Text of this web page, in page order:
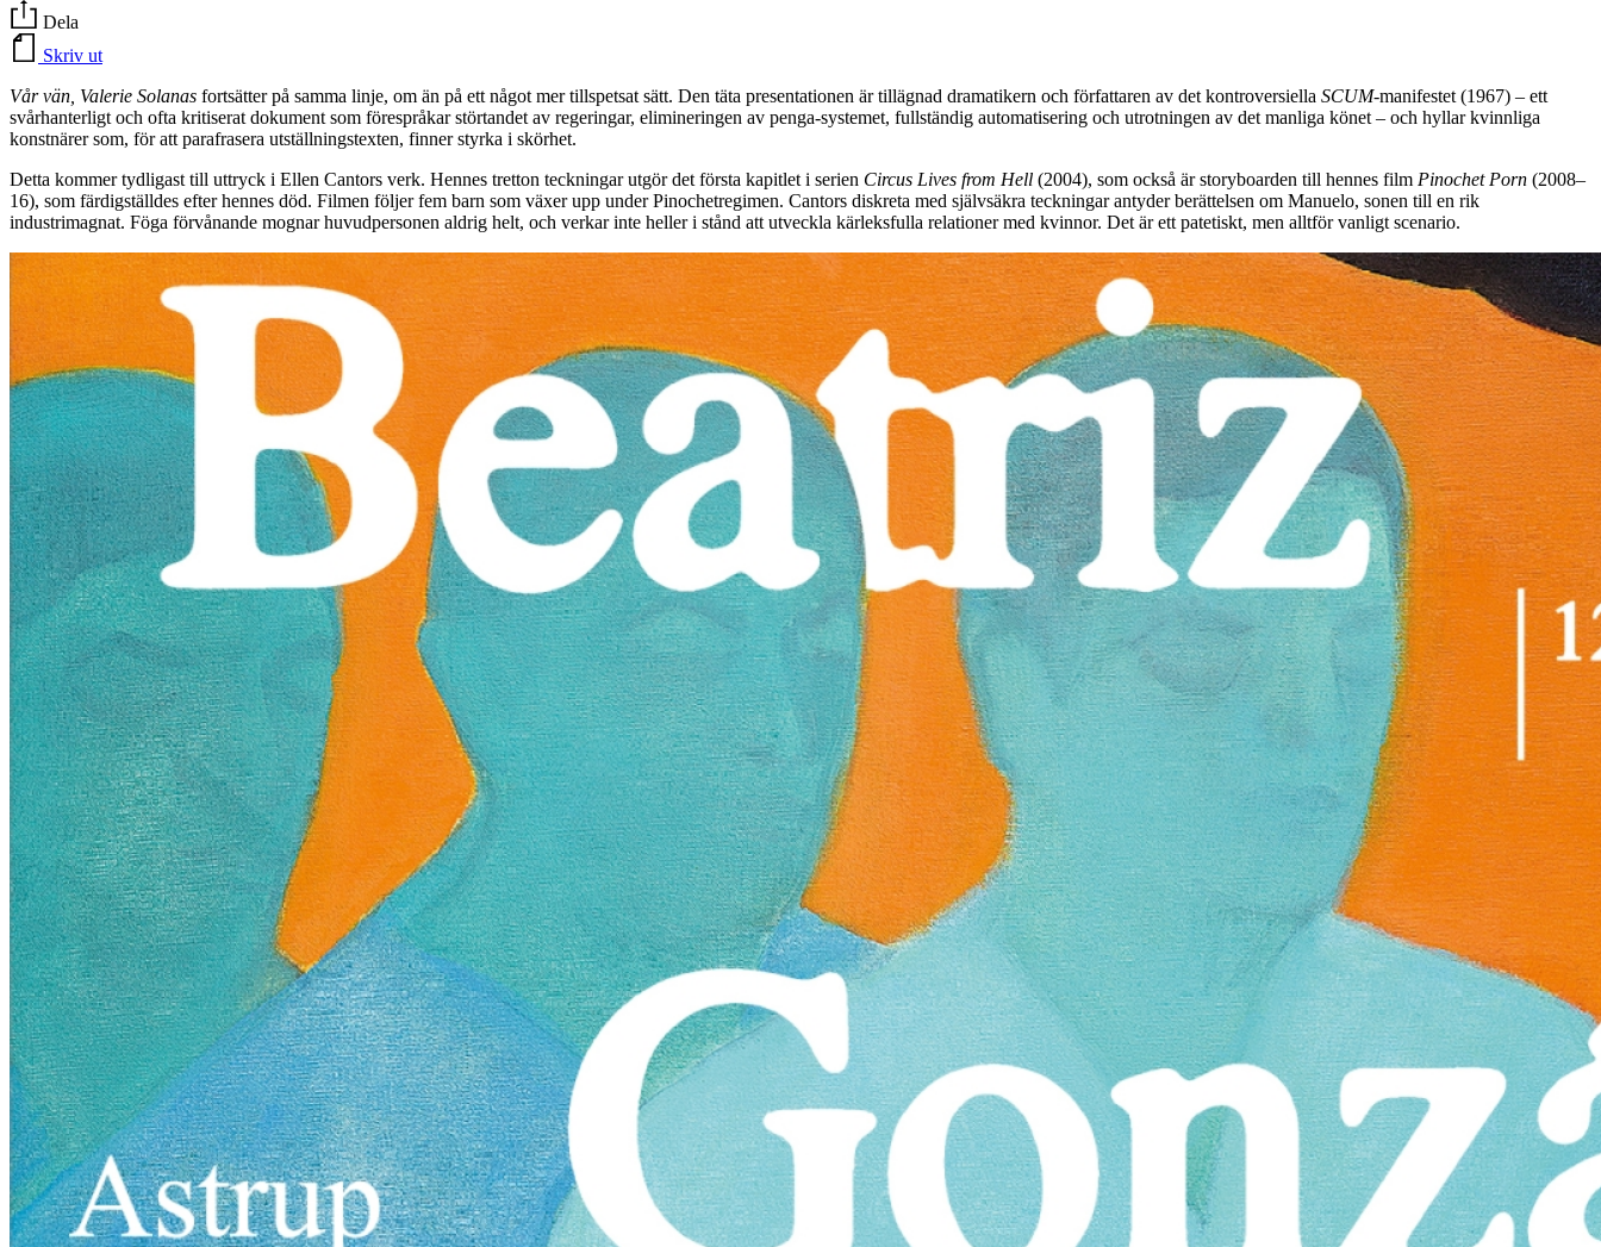
Dela
Skriv ut
Vår vän, Valerie Solanas fortsätter på samma linje, om än på ett något mer tillspetsat sätt. Den täta presentationen är tillägnad dramatikern och författaren av det kontroversiella SCUM-manifestet (1967) – ett
svårhanterligt och ofta kritiserat dokument som förespråkar störtandet av regeringar, elimineringen av penga-systemet, fullständig automatisering och utrotningen av det manliga könet – och hyllar kvinnliga
konstnärer som, för att parafrasera utställningstexten, finner styrka i skörhet.
Detta kommer tydligast till uttryck i Ellen Cantors verk. Hennes tretton teckningar utgör det första kapitlet i serien Circus Lives from Hell (2004), som också är storyboarden till hennes film Pinochet Porn (2008–
16), som färdigställdes efter hennes död. Filmen följer fem barn som växer upp under Pinochetregimen. Cantors diskreta med självsäkra teckningar antyder berättelsen om Manuelo, sonen till en rik
industrimagnat. Föga förvånande mognar huvudpersonen aldrig helt, och verkar inte heller i stånd att utveckla kärleksfulla relationer med kvinnor. Det är ett patetiskt, men alltför vanligt scenario.